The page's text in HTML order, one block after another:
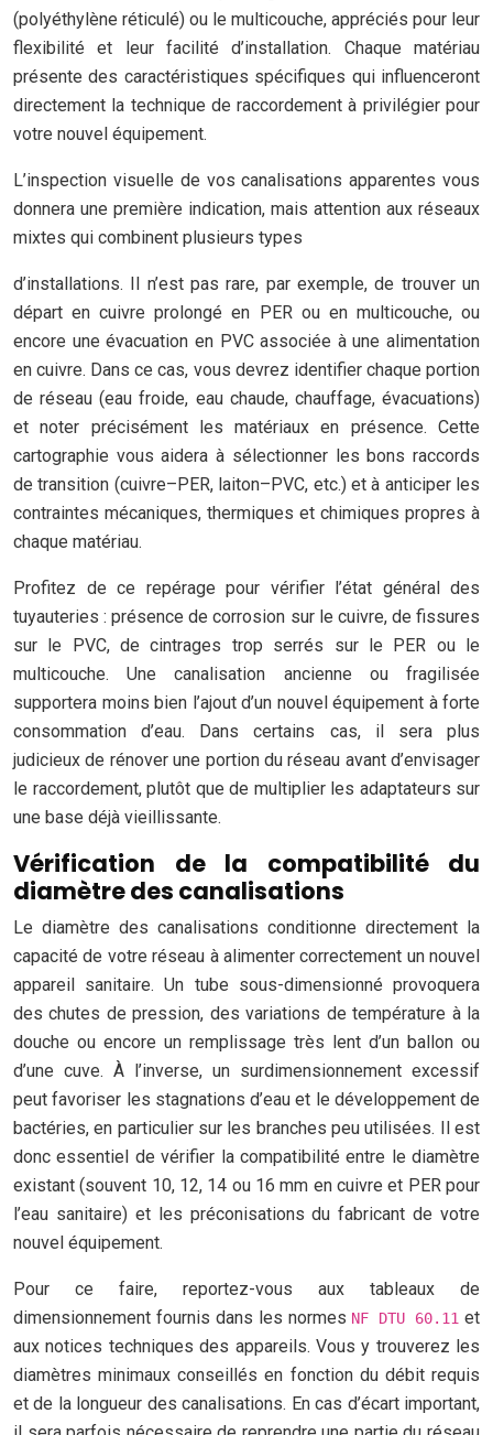
(polyéthylène réticulé) ou le multicouche, appréciés pour leur
flexibilité et leur facilité d’installation. Chaque matériau
présente des caractéristiques spécifiques qui influenceront
directement la technique de raccordement à privilégier pour
votre nouvel équipement.
L’inspection visuelle de vos canalisations apparentes vous
donnera une première indication, mais attention aux réseaux
mixtes qui combinent plusieurs types
d’installations. Il n’est pas rare, par exemple, de trouver un
départ en cuivre prolongé en PER ou en multicouche, ou
encore une évacuation en PVC associée à une alimentation
en cuivre. Dans ce cas, vous devrez identifier chaque portion
de réseau (eau froide, eau chaude, chauffage, évacuations)
et noter précisément les matériaux en présence. Cette
cartographie vous aidera à sélectionner les bons raccords
de transition (cuivre–PER, laiton–PVC, etc.) et à anticiper les
contraintes mécaniques, thermiques et chimiques propres à
chaque matériau.
Profitez de ce repérage pour vérifier l’état général des
tuyauteries : présence de corrosion sur le cuivre, de fissures
sur le PVC, de cintrages trop serrés sur le PER ou le
multicouche. Une canalisation ancienne ou fragilisée
supportera moins bien l’ajout d’un nouvel équipement à forte
consommation d’eau. Dans certains cas, il sera plus
judicieux de rénover une portion du réseau avant d’envisager
le raccordement, plutôt que de multiplier les adaptateurs sur
une base déjà vieillissante.
Vérification de la compatibilité du
diamètre des canalisations
Le diamètre des canalisations conditionne directement la
capacité de votre réseau à alimenter correctement un nouvel
appareil sanitaire. Un tube sous-dimensionné provoquera
des chutes de pression, des variations de température à la
douche ou encore un remplissage très lent d’un ballon ou
d’une cuve. À l’inverse, un surdimensionnement excessif
peut favoriser les stagnations d’eau et le développement de
bactéries, en particulier sur les branches peu utilisées. Il est
donc essentiel de vérifier la compatibilité entre le diamètre
existant (souvent 10, 12, 14 ou 16 mm en cuivre et PER pour
l’eau sanitaire) et les préconisations du fabricant de votre
nouvel équipement.
Pour ce faire, reportez-vous aux tableaux de
dimensionnement fournis dans les normes NF DTU 60.11 et
aux notices techniques des appareils. Vous y trouverez les
diamètres minimaux conseillés en fonction du débit requis
et de la longueur des canalisations. En cas d’écart important,